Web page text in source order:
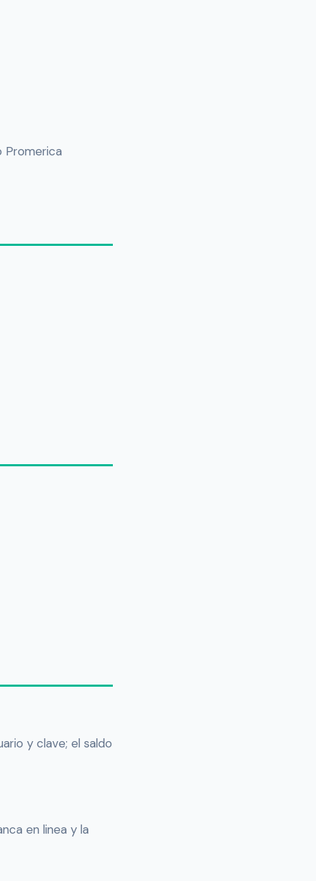
Promerica
y clave; el saldo
en linea y la